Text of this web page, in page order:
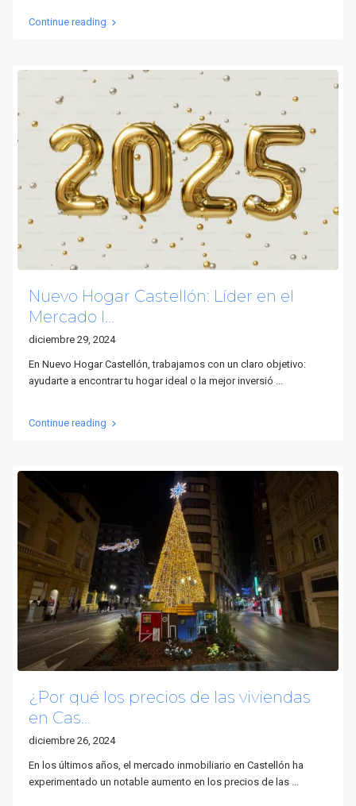
Continue reading
Nuevo Hogar Castellón: Líder en el
Mercado I...
diciembre 29, 2024
En Nuevo Hogar Castellón, trabajamos con un claro objetivo:
ayudarte a encontrar tu hogar ideal o la mejor inversió
Continue reading
¿Por qué los precios de las viviendas
en Cas...
diciembre 26, 2024
En los últimos años, el mercado inmobiliario en Castellón ha
experimentado un notable aumento en los precios de las ...